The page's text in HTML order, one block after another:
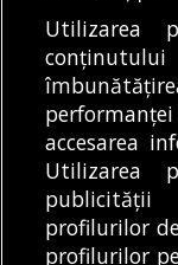
Articole
drifturi
Utilizarea
accesarea
Utilizarea
profilurilor
profilurilor